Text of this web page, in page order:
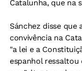
Catalunha, que na
Sánchez disse que
convivência na
"a lei e a
espanhol ressaltou